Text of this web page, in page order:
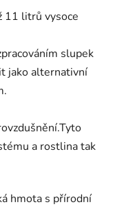
11 litrů vysoce
slupek
jako alternativní
a rostlina tak
hmota s přírodní